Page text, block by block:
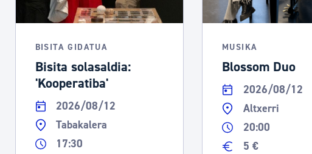
BISITA GIDATUA
Bisita solasaldia:
'Kooperatiba'
2026/08/12
Tabakalera
17:30
MUSIKA
Blossom Duo
2026/08/12
Altxerri
20:00
5 €